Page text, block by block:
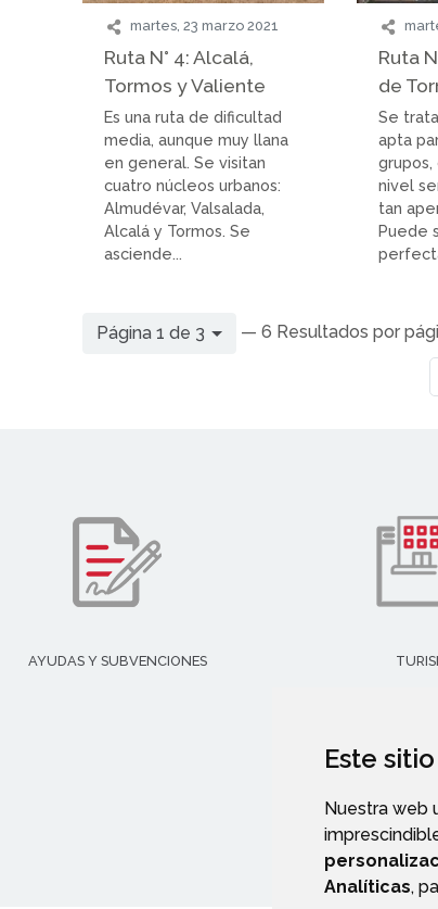
Este
Nuestra web
Analíticas,
martes, 23 marzo 2021
Ruta N° 4: Alcalá,
Tormos y Valiente
Es una ruta de dificultad
media, aunque muy llana
en general. Se visitan
cuatro núcleos urbanos:
Almudévar, Valsalada,
Alcalá y Tormos. Se
asciende...
Ruta
de
Se
apta
nivel
tan
Puede
Página 1 de 3 — 6 Resultados por
AYUDAS Y SUBVENCIONES